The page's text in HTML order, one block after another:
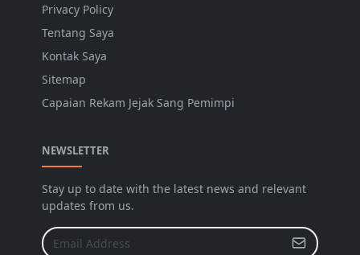
Privacy Policy
Tentang Saya
Kontak Saya
Sitemap
Capaian Rekam Jejak Sang Pemimpi
NEWSLETTER
Stay up to date with the latest news and relevant
updates from us.